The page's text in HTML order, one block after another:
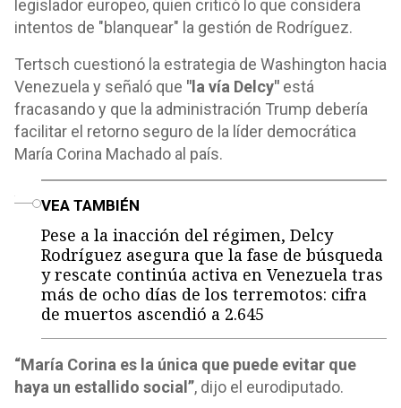
legislador europeo, quien criticó lo que considera
intentos de "blanquear" la gestión de Rodríguez.
Tertsch cuestionó la estrategia de Washington hacia
Venezuela y señaló que "la vía Delcy" está
fracasando y que la administración Trump debería
facilitar el retorno seguro de la líder democrática
María Corina Machado al país.
VEA TAMBIÉN
Pese a la inacción del régimen, Delcy
Rodríguez asegura que la fase de búsqueda
y rescate continúa activa en Venezuela tras
más de ocho días de los terremotos: cifra
de muertos ascendió a 2.645
“María Corina es la única que puede evitar que
haya un estallido social”, dijo el eurodiputado.